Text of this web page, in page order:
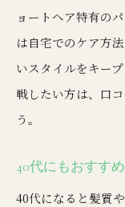
ョートヘア特有の
は自宅でのケア方
いスタイルをキー
戦したい方は、口
う。
40代にもおすす
40代になると髪質